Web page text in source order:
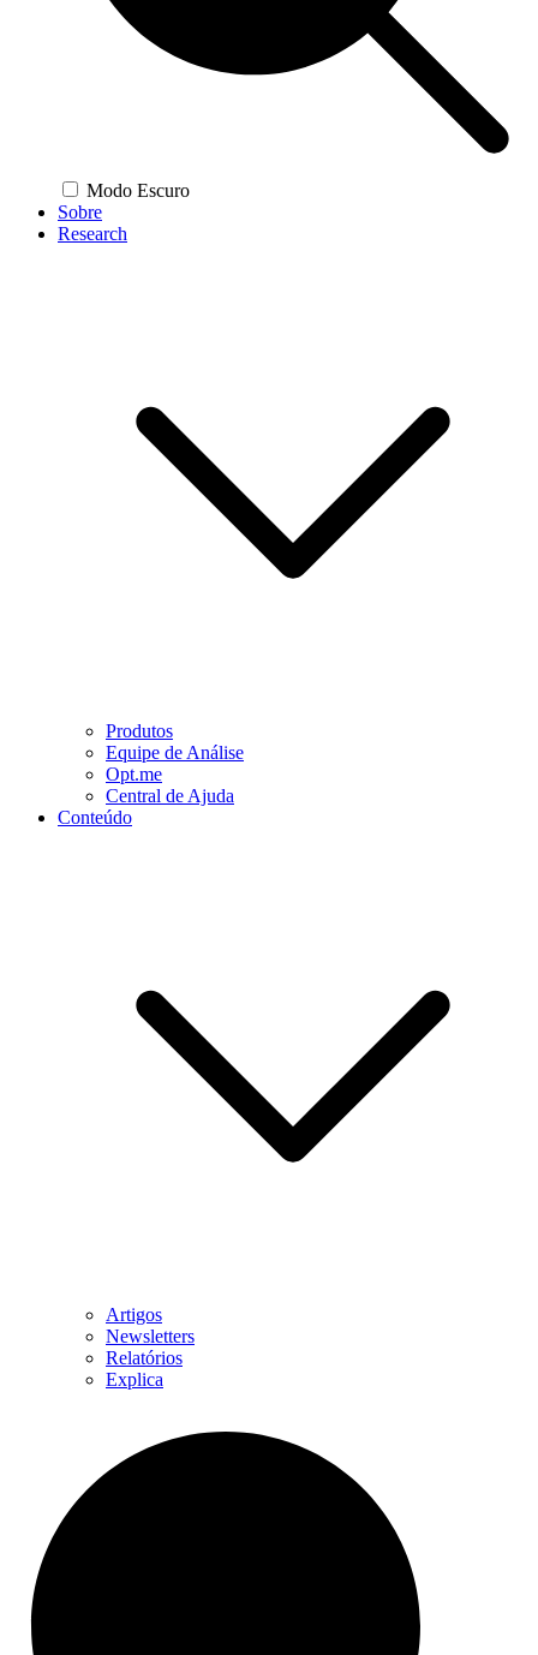
Modo Escuro
Sobre
Research
Produtos
Equipe de Análise
Opt.me
Central de Ajuda
Conteúdo
Artigos
Newsletters
Relatórios
Explica